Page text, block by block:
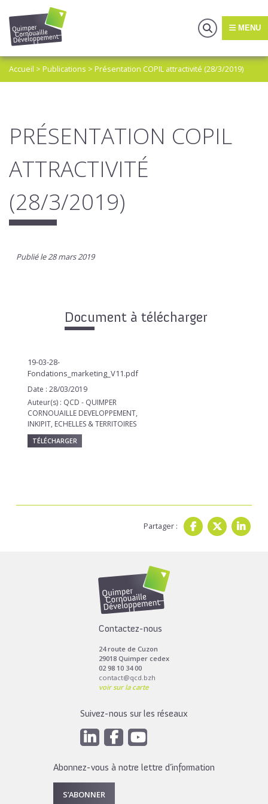
MENU
Accueil > Publications > Présentation COPIL attractivité (28/3/2019)
PRÉSENTATION COPIL
ATTRACTIVITÉ
(28/3/2019)
Publié le 28 mars 2019
Document à télécharger
19-03-28-
Fondations_marketing_V11.pdf
Date : 28/03/2019
Auteur(s) : QCD - QUIMPER
CORNOUAILLE DEVELOPPEMENT,
INKIPIT, ECHELLES & TERRITOIRES
TÉLÉCHARGER
Partager :
Contactez-nous
24 route de Cuzon
29018 Quimper cedex
02 98 10 34 00
contact@qcd.bzh
voir sur la carte
Suivez-nous sur les réseaux
Abonnez-vous à notre lettre d’information
S’ABONNER